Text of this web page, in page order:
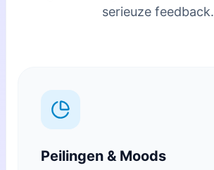
serieuze feedback.
Peilingen & Moods